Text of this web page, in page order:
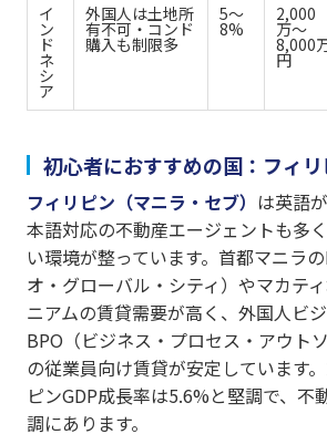
イ
ン
ド
ネ
シ
ア
外国人は土地所
有不可・コンド
購入も制限多
5〜
8%
2,000
万〜
8,000
円
初心者におすすめの国：フィ
フィリピン（マニラ・セブ） は英語
本語対応の不動産エージェントも多
い環境が整っています。首都マニラ
オ・グローバル・シティ）やマカテ
ニアムの賃貸需要が高く、外国人ビ
BPO（ビジネス・プロセス・アウト
の従業員向け賃貸が安定しています
ピンGDP成長率は5.6%と堅調で、不
調にあります。